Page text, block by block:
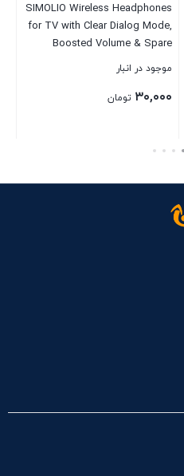
SIMOLIO Wireless Headphones
for TV with Clear Dialog Mode,
Boosted Volume & Spare
Battery for Seniors,
w/L/R Balance, by-Pass,
موجود در انبار
۳۰,۰۰۰ تومان
بستن